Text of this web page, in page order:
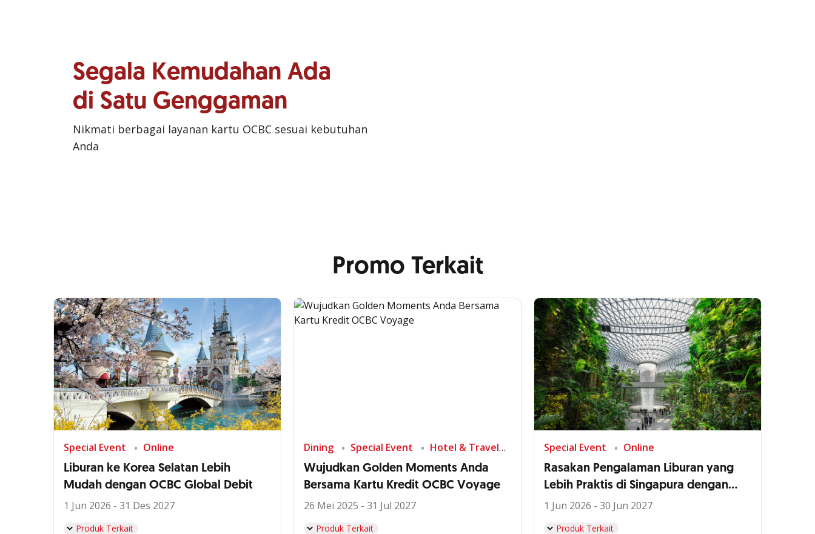
Segala Kemudahan Ada
di Satu Genggaman
Nikmati berbagai layanan kartu OCBC sesuai kebutuhan
Anda
Promo Terkait
Special Event Online
Liburan ke Korea Selatan Lebih
Mudah dengan OCBC Global Debit
1 Jun 2026 - 31 Des 2027
Produk Terkait
Dining Special Event Hotel & Travel
Wujudkan Golden Moments Anda
Bersama Kartu Kredit OCBC Voyage
26 Mei 2025 - 31 Jul 2027
Produk Terkait
Special Event Online
Rasakan Pengalaman Liburan yang
Lebih Praktis di Singapura dengan
OCBC Global Debit
1 Jun 2026 - 30 Jun 2027
Produk Terkait